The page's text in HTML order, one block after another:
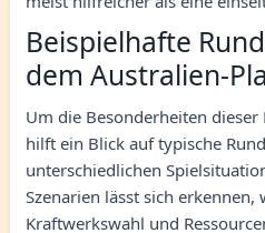
Beispielhafte
dem Australien-
Um die Besonderheiten
hilft ein Blick auf typische
unterschiedlichen
Szenarien lässt sich erkennen,
Kraftwerkswahl und